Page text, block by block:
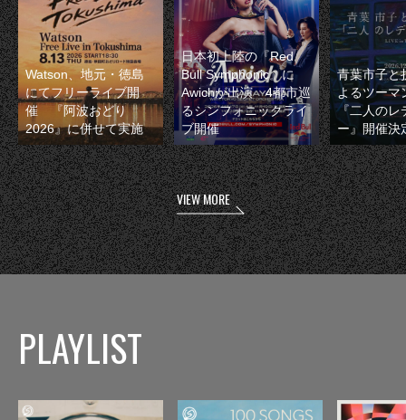
Watson、地元・徳島
にてフリーライブ開
催 『阿波おどり
2026』に併せて実施
日本初上陸の『Red
Bull Symphonic』に
Awichが出演 4都市巡
るシンフォニックライ
ブ開催
青葉市子と
よるツーマ
『二人のレ
ー』開催決
VIEW MORE
PLAYLIST